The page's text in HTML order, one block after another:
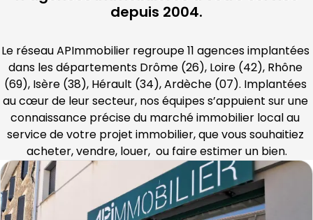
depuis 2004.
Le réseau APImmobilier regroupe 11 agences implantées
dans les départements Drôme (26), Loire (42), Rhône
(69), Isère (38), Hérault (34), Ardèche (07). Implantées
au cœur de leur secteur, nos équipes s’appuient sur une
connaissance précise du marché immobilier local au
acheter, vendre, louer, ou faire estimer un bien.